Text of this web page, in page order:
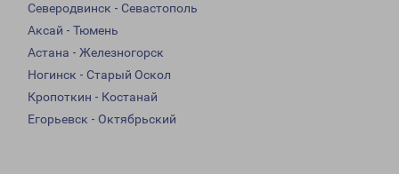
Северодвинск - Севастополь
Аксай - Тюмень
Астана - Железногорск
Ногинск - Старый Оскол
Кропоткин - Костанай
Егорьевск - Октябрьский